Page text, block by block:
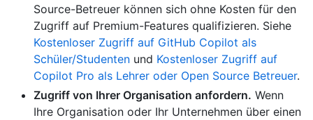
Source-Betreuer können sich ohne Kosten für den
Zugriff auf Premium-Features qualifizieren. Siehe
Kostenloser Zugriff auf GitHub Copilot als
Schüler/Studenten und Kostenloser Zugriff auf
Copilot Pro als Lehrer oder Open Source Betreuer.
Zugriff von Ihrer Organisation anfordern. Wenn
Ihre Organisation oder Ihr Unternehmen über einen